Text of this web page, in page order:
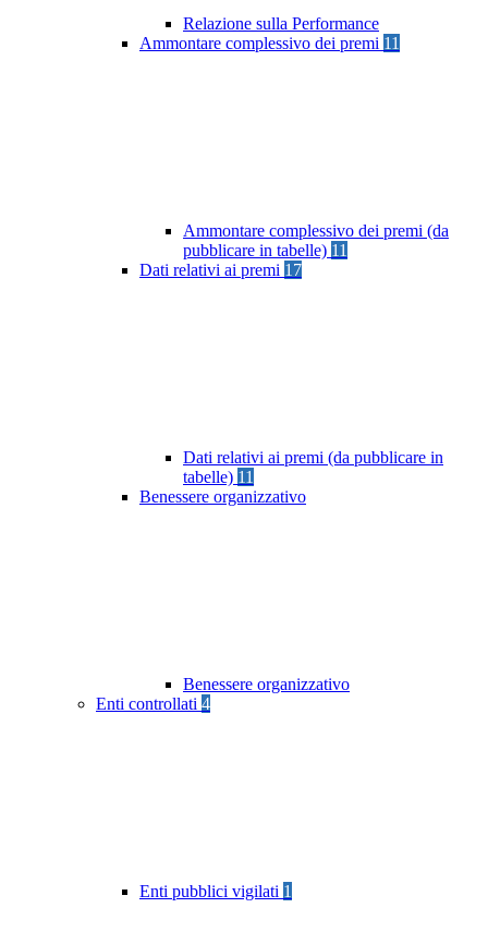
Relazione sulla Performance
Ammontare complessivo dei premi 11
Ammontare complessivo dei premi (da
pubblicare in tabelle) 11
Dati relativi ai premi 17
Dati relativi ai premi (da pubblicare in
tabelle) 11
Benessere organizzativo
Benessere organizzativo
Enti controllati 4
Enti pubblici vigilati 1